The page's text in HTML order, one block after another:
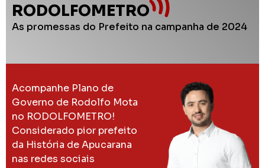
RODOLFOMETRO
As promessas do Prefeito na campanha de 2024
Acompanhe Plano de
Governo de Rodolfo Mota
no RODOLFOMETRO!
Considerado pior prefeito
da História de Apucarana
nas redes sociais